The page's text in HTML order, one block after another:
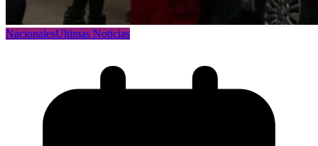
NacionalesUltimas Noticias